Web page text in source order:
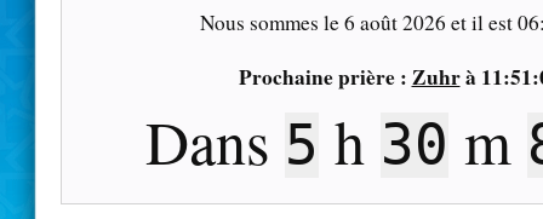
Nous sommes le6 août 2026 et il est
Prochaine prière : Zuhrà
Dans 5 h 30 m